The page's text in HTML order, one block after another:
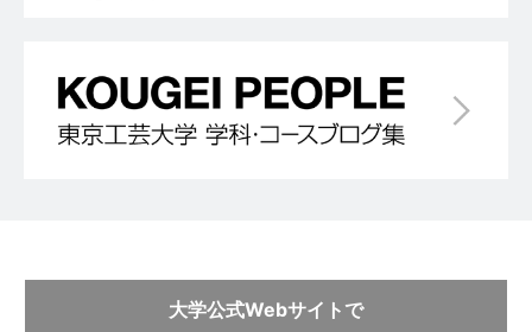
大学公式Webサイトで